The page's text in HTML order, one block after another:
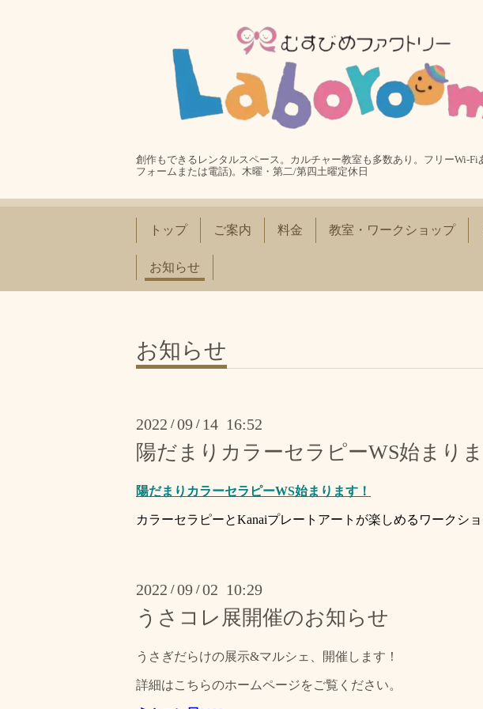
創作もできるレンタルスペース。カルチャー教室も多数あり。フリーWi-
フォームまたは電話)。木曜・第二/第四土曜定休日
トップ ご案内 料金 教室・ワークショップ
お知らせ
お知らせ
2022 /09 / 14 16:52
陽だまりカラーセラピーWS始まりま
陽だまりカラーセラピーWS始まります！
カラーセラピーとKanaiプレートアートが楽しめるワークシ
2022 /09 /02 10:29
うさコレ展開催のお知らせ
うさぎだらけの展示&マルシェ、開催します！
詳細はこちらのホームページをご覧ください。